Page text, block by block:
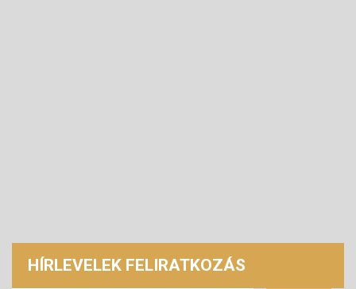
HÍRLEVELEK FELIRATKOZÁS